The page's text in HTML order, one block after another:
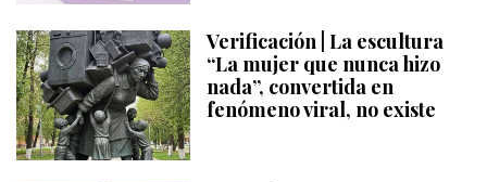
Verificación | La escultura
“La mujer que nunca hizo
nada”, convertida en
fenómeno viral, no existe